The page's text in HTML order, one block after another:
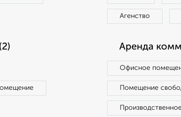
Агенство
Аренда
Офисное
Помещение